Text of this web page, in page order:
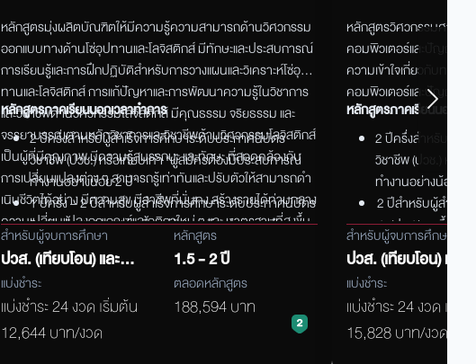
หลักสูตรมุ่งผลิตบัณฑิตให้มีความรู้ความสามารถด้านวิศวกรรม
ออกแบบทางด้านโซ่อุปทานและโลจิสติกส์มีทักษะและประสบการณ์
การเรียนรู้และการฝึกปฏิบัติสำหรับการวางแผนและวิเคราะห์โซ่อุป
ทานและโลจิสติกส์การแก้ปัญหาและการพัฒนาความรู้ในวิชาการ
และวิชาชีพด้านวิศวกรรมโลจิสติกส์มีคุณธรรม จริยธรรม และ
จรรยาบรรณตามหลักวิชาการและวิชาชีพด้านวิศวกรรมโลจิสติกส์
เป็นผู้ที่มีคุณภาพ มีความรู้สมรรถนะ และทักษะ ที่สอดคล้องกับ
การเปลี่ยนแปลงต่าง ๆ สามารถรู้เท่าทันและปรับตัวให้สามารถดํา
เนินชีวิตได้อย่าง มีความสุข มีอาชีพที่มั่นคง สร้างรายได้ท่ามกลาง
ความเปลี่ยนแปลงกฎเกณฑ์และกติกาใหม่ ๆ และ มาตรฐานที่สูงขึ้น
หลักสูตรภาคเรียนนอกเวลาทำการ
2 ปีครึ่งสำหรับผู้สำเร็จการศึกษาระดับประกาศนีบัตร
วิชาชีพ (ปวช.) หรือเทียบเท่า *ผู้สมัครต้องมีประสบการณ์
ทำงานอย่างน้อย 2 ปี*
1 ปีครึ่ง – 2 ปีสำหรับผู้สำเร็จการศึกษาระดับประกาศนีบัตร
วิชาชีพชั้นสูง (ปวส.) และขึ้นอยู่กับการทียบโอนการศึกษา
หรือต่อปริญญาตรีใบที่ 2
สำหรับผู้จบการศึกษา
ปวส. (เทียบโอน)และ
ปริญญาตรี
เทียบเท่า/ ปวช.
หลักสูตร
1.5 - 2 ปี
แบ่งชำระ
แบ่งชำระ 24 งวด เริ่มต้น
12,644 บาท/งวด
ตลอดหลักสูตร
188,594 บาท
หลักสูตรวิศวกรรมศา
คอมพิวเตอร์และปัญญาป
ความเข้าใจเกี่ยวกับทฤษ
คอมพิวเตอร์และปัญญาป
หลักสูตรภาคเรียนนอกเว
2 ปีครึ่งสำหรับผู้สำ
วิชาชีพ (ปวช.) หรือ
ทำงานอย่างน้อย 2
2 ปีสำหรับผู้สำเร็จ
สูง (ปวส.) และขึ้นอ
ปริญญาตรีใบที่ 2
สำหรับผู้จบการศึกษา
ปวส. (เทียบโอน)และ
ปริญญาตรี
เทียบเท่า/ ปวช.
แบ่งชำระ
แบ่งชำระ 24 งวด เริ่ม
15,828 บาท/งวด